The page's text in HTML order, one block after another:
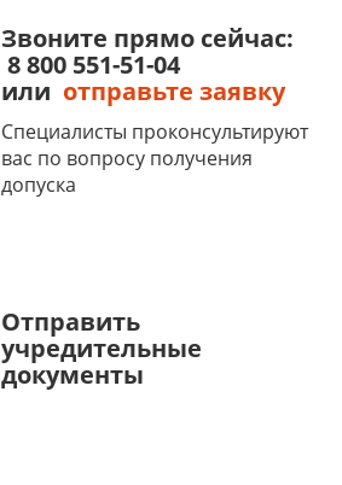
Звоните прямо сейчас:
8 800 551-51-04
или отправьте заявку
Специалисты проконсультируют
вас по вопросу получения
допуска
Отправить
учредительные
документы